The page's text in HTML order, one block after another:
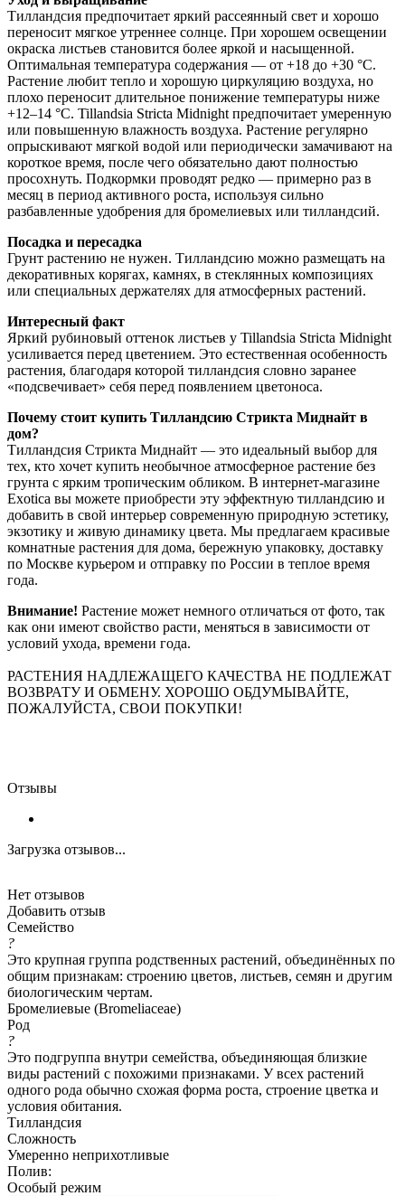
Тилландсия предпочитает яркий рассеянный свет и хорошо
переносит мягкое утреннее солнце. При хорошем освещении
окраска листьев становится более яркой и насыщенной.
Оптимальная температура содержания — от +18 до +30 °C.
Растение любит тепло и хорошую циркуляцию воздуха, но
плохо переносит длительное понижение температуры ниже
+12–14 °C. Tillandsia Stricta Midnight предпочитает умеренную
или повышенную влажность воздуха. Растение регулярно
опрыскивают мягкой водой или периодически замачивают на
короткое время, после чего обязательно дают полностью
просохнуть. Подкормки проводят редко — примерно раз в
месяц в период активного роста, используя сильно
разбавленные удобрения для бромелиевых или тилландсий.
Посадка и пересадка
Грунт растению не нужен. Тилландсию можно размещать на
декоративных корягах, камнях, в стеклянных композициях
или специальных держателях для атмосферных растений.
Интересный факт
Яркий рубиновый оттенок листьев у Tillandsia Stricta Midnight
усиливается перед цветением. Это естественная особенность
растения, благодаря которой тилландсия словно заранее
«подсвечивает» себя перед появлением цветоноса.
Почему стоит купить Тилландсию Стрикта Миднайт в
дом?
Тилландсия Стрикта Миднайт — это идеальный выбор для
тех, кто хочет купить необычное атмосферное растение без
грунта с ярким тропическим обликом. В интернет-магазине
Exotica вы можете приобрести эту эффектную тилландсию и
добавить в свой интерьер современную природную эстетику,
экзотику и живую динамику цвета. Мы предлагаем красивые
комнатные растения для дома, бережную упаковку, доставку
по Москве курьером и отправку по России в теплое время
года.
Внимание! Растение может немного отличаться от фото, так
как они имеют свойство расти, меняться в зависимости от
условий ухода, времени года.
РАСТЕНИЯ НАДЛЕЖАЩЕГО КАЧЕСТВА НЕ ПОДЛЕЖАТ
ВОЗВРАТУ И ОБМЕНУ. ХОРОШО ОБДУМЫВАЙТЕ,
ПОЖАЛУЙСТА, СВОИ ПОКУПКИ!
Отзывы
Загрузка отзывов...
Нет отзывов
Добавить отзыв
Семейство
?
Это крупная группа родственных растений, объединённых по
общим признакам: строению цветов, листьев, семян и другим
биологическим чертам.
Бромелиевые (Bromeliaceae)
Род
?
Это подгруппа внутри семейства, объединяющая близкие
виды растений с похожими признаками. У всех растений
одного рода обычно схожая форма роста, строение цветка и
условия обитания.
Тилландсия
Сложность
Умеренно неприхотливые
Полив:
Особый режим